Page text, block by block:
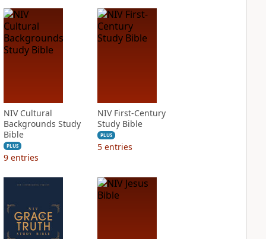
NIV Cultural
Backgrounds Study
Bible
PLUS
9 entries
NIV First-Century
Study Bible
PLUS
5 entries